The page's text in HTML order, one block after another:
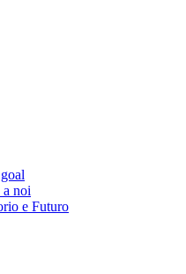
noi
e Futuro